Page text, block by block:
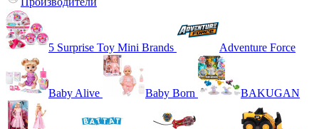
5 Surprise Toy Mini Brands Adventure Force
Baby Alive Baby Born BAKUGAN